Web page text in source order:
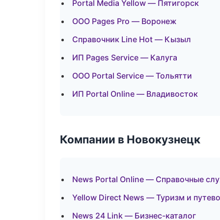
Portal Media Yellow — Пятигорск
ООО Pages Pro — Воронеж
Справочник Line Hot — Кызыл
ИП Pages Service — Калуга
ООО Portal Service — Тольятти
ИП Portal Online — Владивосток
Компании в Новокузнецк
News Portal Online — Справочные
Yellow Direct News — Туризм и
News 24 Link — Бизнес-каталог